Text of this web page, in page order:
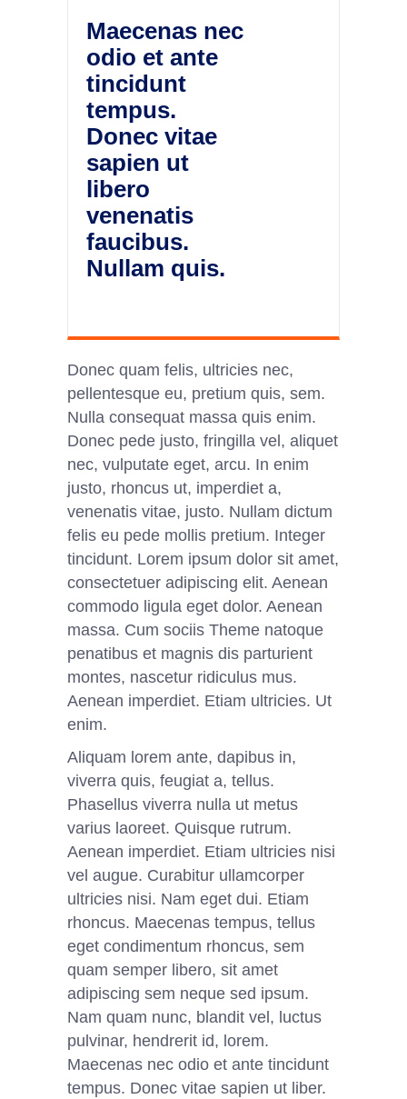
Maecenas nec
odio et ante
tincidunt
tempus.
Donec vitae
sapien ut
libero
venenatis
faucibus.
Nullam quis.
Donec quam felis, ultricies nec,
pellentesque eu, pretium quis, sem.
Nulla consequat massa quis enim.
Donec pede justo, fringilla vel, aliquet
nec, vulputate eget, arcu. In enim
justo, rhoncus ut, imperdiet a,
venenatis vitae, justo. Nullam dictum
felis eu pede mollis pretium. Integer
tincidunt. Lorem ipsum dolor sit amet,
consectetuer adipiscing elit. Aenean
commodo ligula eget dolor. Aenean
massa. Cum sociis Theme natoque
penatibus et magnis dis parturient
montes, nascetur ridiculus mus.
Aenean imperdiet. Etiam ultricies. Ut
enim.
Aliquam lorem ante, dapibus in,
viverra quis, feugiat a, tellus.
Phasellus viverra nulla ut metus
varius laoreet. Quisque rutrum.
Aenean imperdiet. Etiam ultricies nisi
vel augue. Curabitur ullamcorper
ultricies nisi. Nam eget dui. Etiam
rhoncus. Maecenas tempus, tellus
eget condimentum rhoncus, sem
quam semper libero, sit amet
adipiscing sem neque sed ipsum.
Nam quam nunc, blandit vel, luctus
pulvinar, hendrerit id, lorem.
Maecenas nec odio et ante tincidunt
tempus. Donec vitae sapien ut liber.